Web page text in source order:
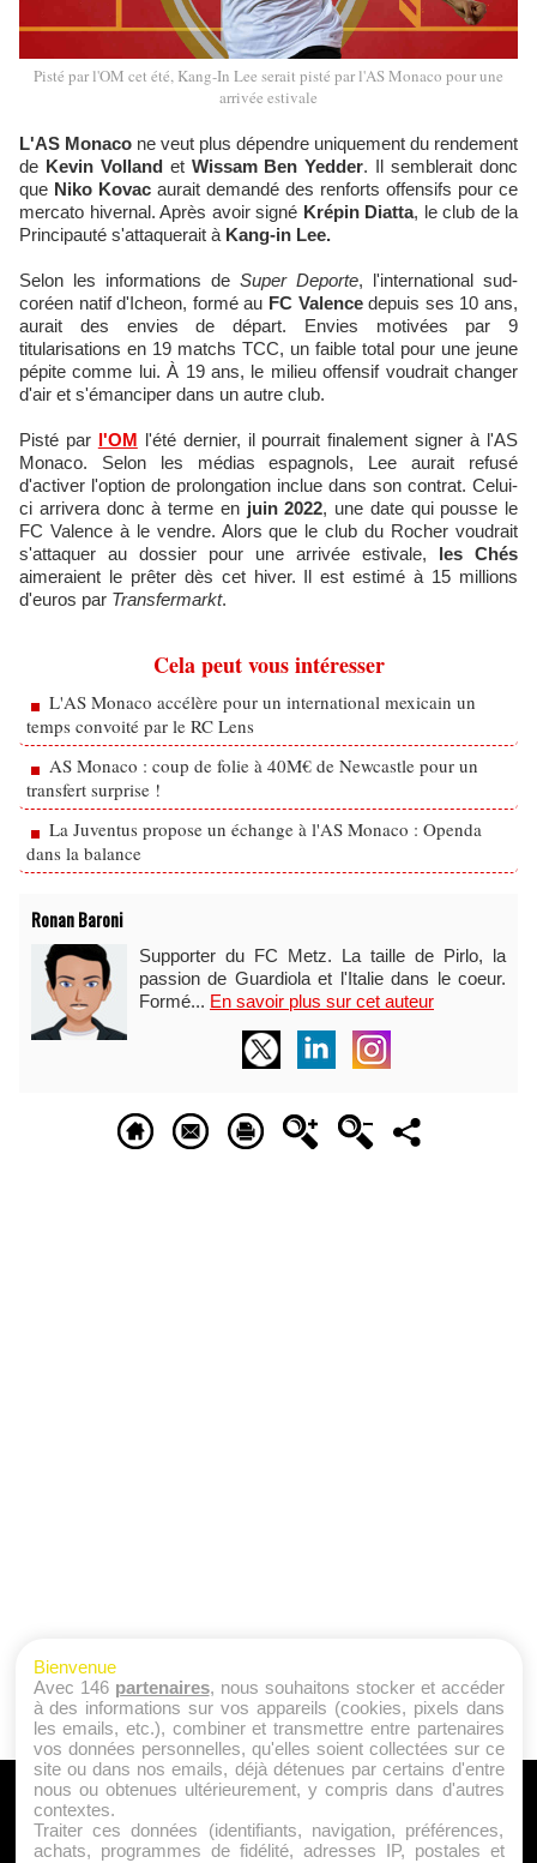
Pisté par l'OM cet été, Kang-In Lee serait pisté par l'AS Monaco pour une
arrivée estivale
L'AS Monaco ne veut plus dépendre uniquement du rendement
de Kevin Vollandet Wissam Ben Yedder. Il semblerait donc
que Niko Kovac aurait demandé des renforts offensifs pour ce
mercato hivernal. Après avoir signé Krépin Diatta, le club de la
Principauté s'attaquerait à Kang-in Lee.
Selon les informations de Super Deporte, l'international sud-
coréen natif d'Icheon, formé au FC Valencedepuis ses 10 ans,
aurait des envies de départ. Envies motivées par 9
titularisations en 19 matchs TCC, un faible total pour une jeune
pépite comme lui. À 19 ans, le milieu offensif voudrait changer
d'air et s'émanciper dans un autre club.
Pisté par l'OM l'été dernier, il pourrait finalement signer à l'AS
Monaco. Selon les médias espagnols, Lee aurait refusé
d'activer l'option de prolongation inclue dans son contrat. Celui-
ci arrivera donc à terme en juin 2022, une date qui pousse le
FC Valence à le vendre. Alors que le club du Rocher voudrait
s'attaquer au dossier pour une arrivée estivale, les Chés
aimeraient le prêter dès cet hiver. Il est estimé à 15 millions
d'euros par Transfermarkt.
Cela peut vous intéresser
L'AS Monaco accélère pour un international mexicain un
temps convoité par le RC Lens
AS Monaco : coup de folie à 40M€ de Newcastle pour un
transfert surprise !
La Juventus propose un échange à l'AS Monaco : Openda
dans la balance
Ronan Baroni
Supporter du FC Metz. La taille de Pirlo, la
passion de Guardiola et l'Italie dans le coeur.
Formé... En savoir plus sur cet auteur
A PROPOS
Qui sommes nous ?
Bienvenue
Avec 146 partenaires, nous souhaitons stocker et accéder
à des informations sur vos appareils (cookies, pixels dans
les emails, etc.), combiner et transmettre entre partenaires
vos données personnelles, qu'elles soient collectées sur ce
site ou dans nos emails, déjà détenues par certains d'entre
nous ou obtenues ultérieurement, y compris dans d'autres
contextes.
Traiter ces données (identifiants, navigation, préférences,
achats, programmes de fidélité, adresses IP, postales et